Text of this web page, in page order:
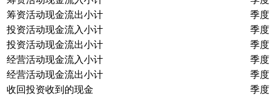
筹资活动现金流出小计
季度
投资活动现金流入小计
季度
投资活动现金流出小计
季度
经营活动现金流入小计
季度
经营活动现金流出小计
季度
收回投资收到的现金
季度